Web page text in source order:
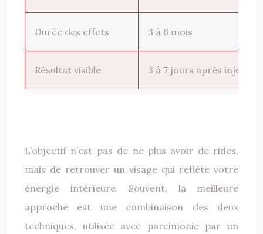
Durée des effets 3 à 6 mois
Résultat visible 3 à 7 jours après
L’objectif n’est pas de ne plus avoir de rides,
mais de retrouver un visage qui reflète votre
énergie intérieure. Souvent, la meilleure
approche est une combinaison des deux
techniques, utilisée avec parcimonie par un